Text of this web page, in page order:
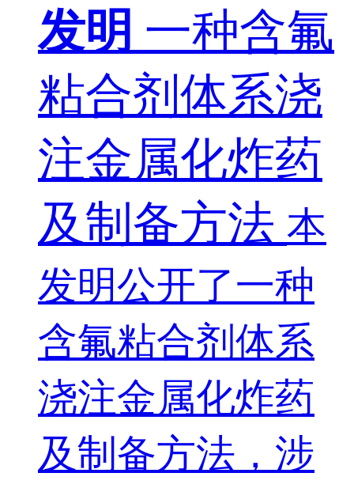
发明 一种含氟
粘合剂体系浇
注金属化炸药
及制备方法 本
发明公开了一种
含氟粘合剂体系
浇注金属化炸药
及制备方法，涉